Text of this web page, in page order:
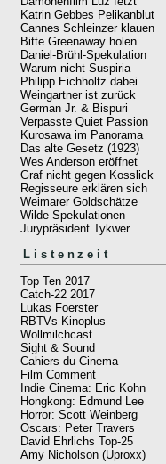
Katrin Gebbes Pelikanblut
Cannes Schleinzer klauen
Bitte Greenaway holen
Daniel-Brühl-Spekulation
Warum nicht Suspiria
Philipp Eichholtz dabei
Weingartner ist zurück
German Jr. & Bispuri
Verpasste Quiet Passion
Kurosawa im Panorama
Das alte Gesetz (1923)
Wes Anderson eröffnet
Graf nicht gegen Kosslick
Regisseure erklären sich
Weimarer Goldschätze
Wilde Spekulationen
Jurypräsident Tykwer
Listenzeit
Top Ten 2017
Catch-22 2017
Lukas Foerster
RBTVs Kinoplus
Wollmilchcast
Sight & Sound
Cahiers du Cinema
Film Comment
Indie Cinema: Eric Kohn
Hongkong: Edmund Lee
Horror: Scott Weinberg
Oscars: Peter Travers
David Ehrlichs Top-25
Amy Nicholson (Uproxx)